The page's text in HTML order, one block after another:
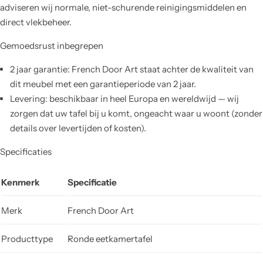
adviseren wij normale, niet-schurende reinigingsmiddelen en
direct vlekbeheer.
Gemoedsrust inbegrepen
2 jaar garantie: French Door Art staat achter de kwaliteit van
dit meubel met een garantieperiode van 2 jaar.
Levering: beschikbaar in heel Europa en wereldwijd — wij
zorgen dat uw tafel bij u komt, ongeacht waar u woont (zonder
details over levertijden of kosten).
Specificaties
Kenmerk Specificatie
Merk French Door Art
Producttype Ronde eetkamertafel